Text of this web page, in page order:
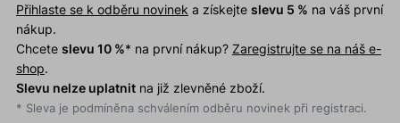
Přihlaste se k odběru novinek a získejte slevu 5 % na váš první
nákup.
Chcete slevu 10 %* na první nákup? Zaregistrujte se na náš e-
shop.
Slevu nelze uplatnitna již zlevněné zboží.
* Sleva je podmíněna schválením odběru novinek při registraci.